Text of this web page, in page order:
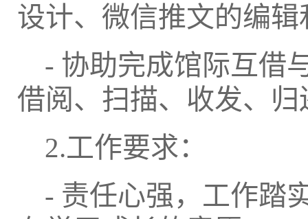
设计、微信推文的编
- 协助完成馆际互借
借阅、扫描、收发、归
2.工作要求：
- 责任心强，工作踏